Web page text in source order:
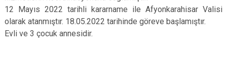
12 Mayıs 2022 tarihli kararname ile Afyonkarahisar Valisi
olarak atanmıştır. 18.05.2022 tarihinde göreve başlamıştır.
Evli ve 3 çocuk annesidir.